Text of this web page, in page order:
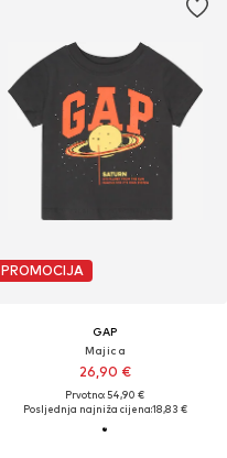
PROMOCIJA
GAP
Majica
26,90 €
Prvotno: 54,90 €
Posljednja najniža cijena:18,83 €